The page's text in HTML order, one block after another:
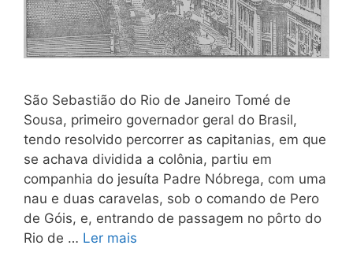
São Sebastião do Rio de Janeiro Tomé de
Sousa, primeiro governador geral do Brasil,
tendo resolvido percorrer as capitanias, em que
se achava dividida a colônia, partiu em
companhia do jesuíta Padre Nóbrega, com uma
nau e duas caravelas, sob o comando de Pero
de Góis, e, entrando de passagem no pôrto do
Rio de … Ler mais